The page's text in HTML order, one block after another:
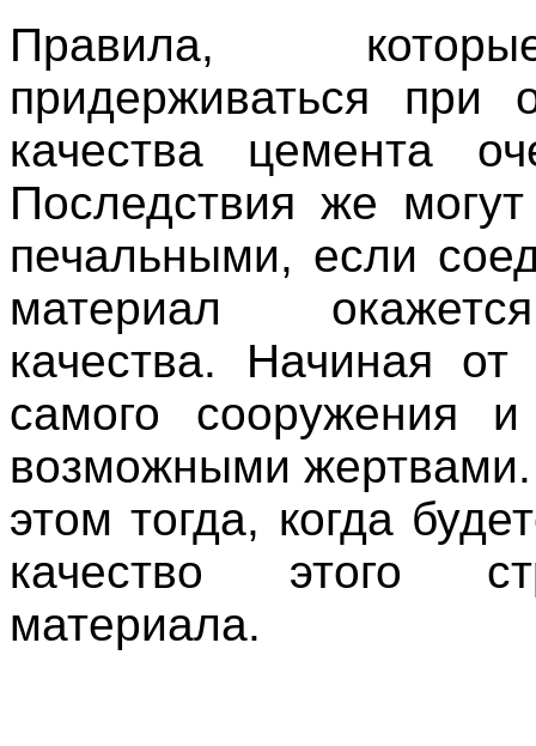
Правила,
придерживаться при
качества цемента
Последствия же
печальными, если
материал
качества. Начиная от
самого сооружения и
возможными
этом тогда, когда
качество этого
материала.